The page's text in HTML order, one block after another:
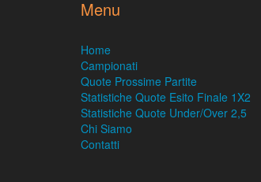
Menu
Home
Campionati
Quote Prossime Partite
Statistiche Quote Esito Finale 1X2
Statistiche Quote Under/Over 2,5
Chi Siamo
Contatti